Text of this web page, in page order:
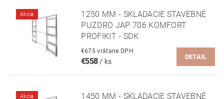
Akcia
1250 MM - SKLADACIE STAVEBNÉ
PUZDRO JAP 706 KOMFORT
PROFIKIT - SDK
€675 vrátane DPH
€558/ ks
DETAIL
Akcia
1450 MM - SKLADACIE STAVEBNÉ